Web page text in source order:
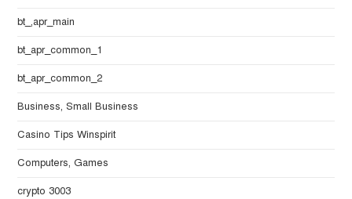
bt_,apr_main
bt_apr_common_1
bt_apr_common_2
Business, Small Business
Casino Tips Winspirit
Computers, Games
crypto 3003